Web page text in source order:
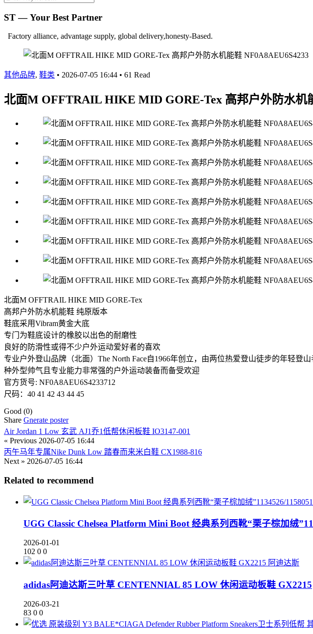
ST — Your Best Partner
Factory alliance, advantage supply, global delivery,honesty-Based.
其他品牌, 鞋类 • 2026-07-05 16:44 • 61 Read
北面M OFFTRAIL HIKE MID GORE-Tex 高邦户外防水机
北面M OFFTRAIL HIKE MID GORE-Tex
高邦户外防水机能鞋 纯原版本
鞋底采用Vibram黄金大底
专门为鞋底设计的橡胶以出色的耐磨性
良好的防滑性或得不少户外运动爱好者的喜欢
专业户外登山品牌（北面）The North Face自1966年创立，由两位热爱登山徒步的年轻
种外型帅气且专业能力非常强的户外运动装备而备受欢迎
官方货号: NF0A8AEU6S4233712
尺码：40 41 42 43 44 45
Good (0)
Share Gnerate poster
Air Jordan 1 Low 玄武 AJ1乔1低帮休闲板鞋 IO3147-001
« Previous 2026-07-05 16:44
丙午马年专属Nike Dunk Low 踏春而来米白鞋 CX1988-816
Next » 2026-07-05 16:44
Related to recommend
UGG Classic Chelsea Platform Mini Boot 经典系列西靴“栗子棕加绒
2026-01-01
102 0 0
阿迪达斯
adidas阿迪达斯三叶草 CENTENNIAL 85 LOW 休闲运动板鞋 GX2215
2026-03-21
83 0 0